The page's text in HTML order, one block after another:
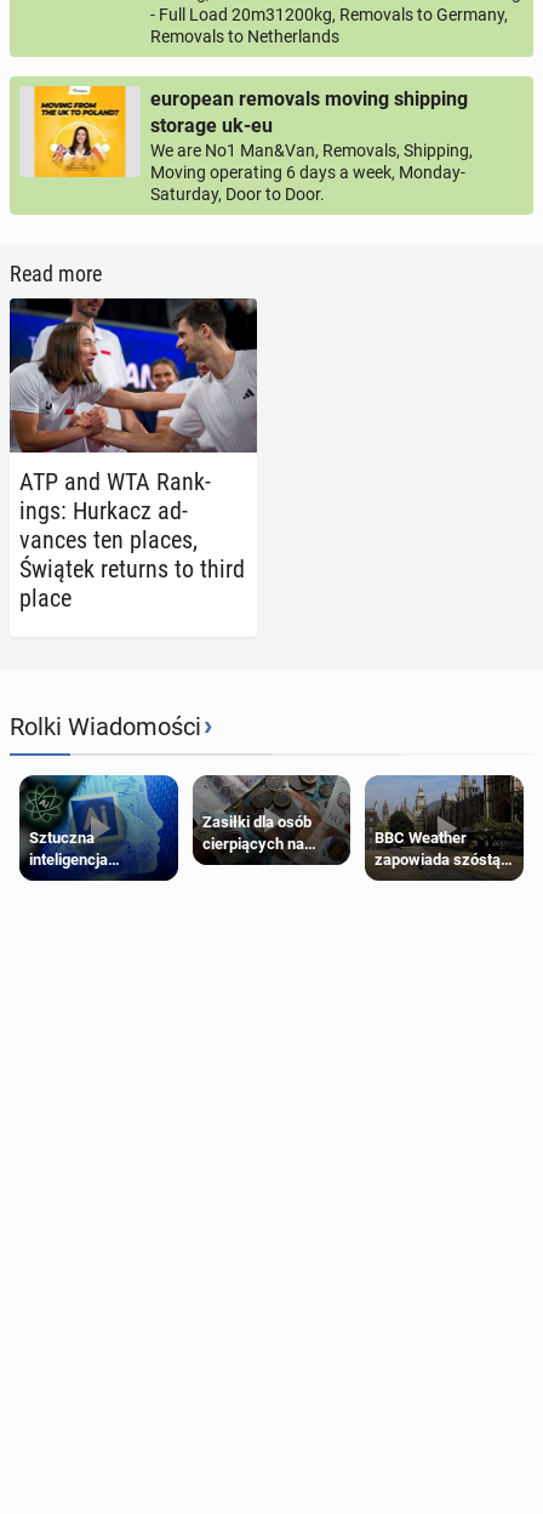
- Full Load 20m31200kg, Removals to Germany,
Removals to Netherlands
european removals moving shipping
storage uk-eu
We are No1 Man&Van, Removals, Shipping,
Moving operating 6 days a week, Monday-
Saturday, Door to Door.
Read more
ATP and WTA Rank­
ings: Hurkacz ad­
vances ten places,
Świątek returns to third
place
Rolki Wiadomości›
Sztuczna
inteligencja
próbowała oszukać
Zasiłki dla osób
cierpiących na
schorzenia
BBC Weather
zapowiada szóstą
falę upałów w